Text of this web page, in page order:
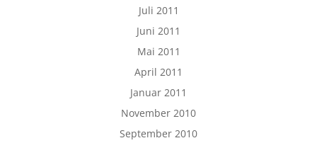
Juli 2011
Juni 2011
Mai 2011
April 2011
Januar 2011
November 2010
September 2010